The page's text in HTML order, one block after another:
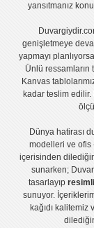
yansıtmanız
genişletmeye
yapmayı
Ünlü ressamların
Kanvas tablolar
kadar teslim edilir.
Dünya hatirası
modelleri ve ofis
içerisinden
sunarken;
tasarlayıp resimli
sunuyor.
kağıdı